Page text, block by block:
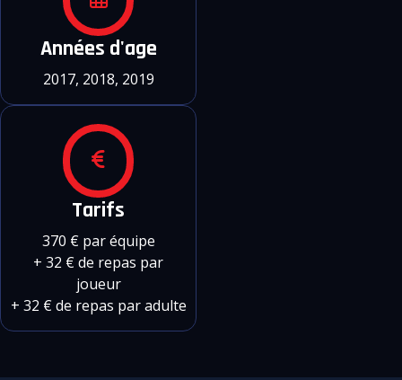
Années d'age
2017, 2018, 2019
Tarifs
370 € par équipe
+ 32 € de repas par
joueur
+ 32 € de repas par adulte